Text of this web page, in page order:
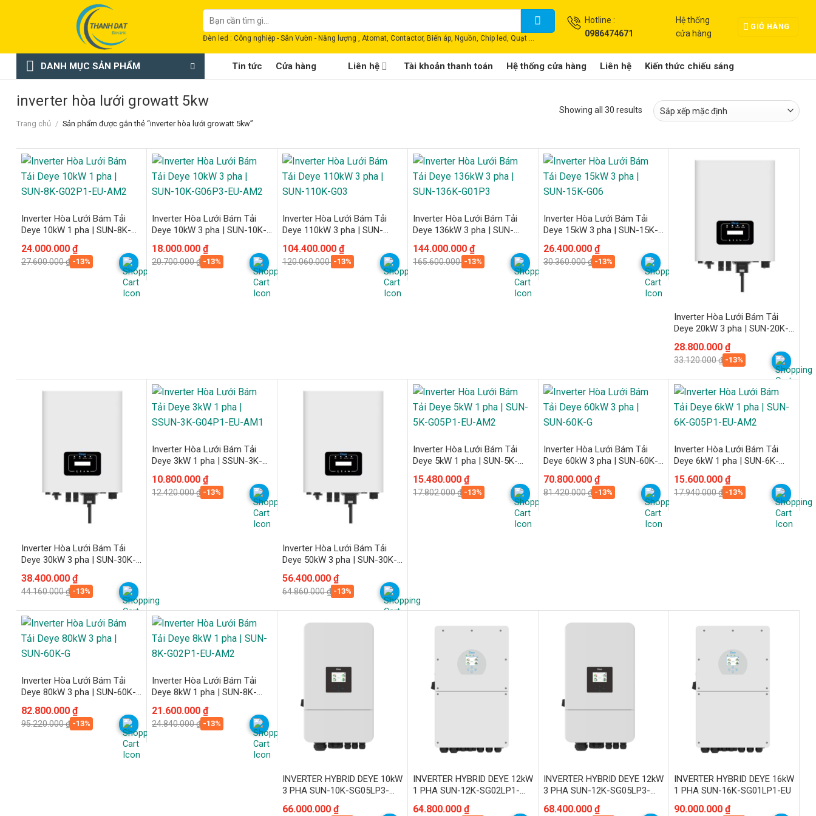
dung
Tìm
kiếm:
Đèn led : Công nghiệp - Sân Vườn - Năng lượng , Atomat, Contactor, Biến áp, Nguồn, Chip led, Quạt ...
Hotline :
0986474671
Hệ thống
cửa hàng
GIỎ HÀNG
DANH MỤC SẢN PHẨM Tin tức Cửa hàng Liên hệ Tài khoản thanh toán Hệ thống cửa hàng Liên hệ Kiến thức chiếu sáng
inverter hòa lưới growatt 5kw
Trang chủ / Sản phẩm được gắn thẻ “inverter hòa lưới growatt 5kw”
Showing all 30 results
Inverter Hòa Lưới Bám Tải
Deye 10kW 1 pha | SUN-8K-
27.600.000₫
Giá
gốc
là:
24.000.000 ₫
Giá
hiện
tại
-13%
Inverter Hòa Lưới Bám Tải
Deye 10kW 3 pha | SUN-10K-
20.700.000₫
Giá
gốc
là:
18.000.000 ₫
Giá
hiện
tại
-13%
Inverter Hòa Lưới Bám Tải
Deye 110kW 3 pha | SUN-
120.060.000 ₫
Giá
gốc
là:
104.400.000 ₫
Giá
hiện
tại
-13%
Inverter Hòa Lưới Bám Tải
Deye 136kW 3 pha | SUN-
165.600.000 ₫
Giá
gốc
là:
144.000.000 ₫
Giá
hiện
tại
-13%
Inverter Hòa Lưới Bám Tải
Deye 15kW 3 pha | SUN-15K-
30.360.000₫
Giá
gốc
là:
26.400.000 ₫
Giá
hiện
tại
-13%
Inverter Hòa Lưới Bám Tải
Deye 20kW 3 pha | SUN-20K-
33.120.000₫
Giá
gốc
là:
28.800.000 ₫
Giá
hiện
tại
28.800.000 ₫.
-13%
Inverter Hòa Lưới Bám Tải
Deye 30kW 3 pha | SUN-30K-
44.160.000₫
Giá
gốc
là:
38.400.000 ₫
Giá
hiện
tại
38.400.000 ₫.
-13%
Inverter Hòa Lưới Bám Tải
Deye 3kW 1 pha | SSUN-3K-
12.420.000₫
Giá
gốc
là:
10.800.000 ₫
Giá
hiện
tại
-13%
Inverter Hòa Lưới Bám Tải
Deye 50kW 3 pha | SUN-30K-
64.860.000₫
Giá
gốc
là:
56.400.000 ₫
Giá
hiện
tại
56.400.000 ₫.
-13%
Inverter Hòa Lưới Bám Tải
Deye 5kW 1 pha | SUN-5K-
17.802.000₫
Giá
gốc
là:
15.480.000 ₫
Giá
hiện
tại
-13%
Inverter Hòa Lưới Bám Tải
Deye 60kW 3 pha | SUN-60K-
81.420.000₫
Giá
gốc
là:
70.800.000 ₫
Giá
hiện
tại
-13%
Inverter Hòa Lưới Bám Tải
Deye 6kW 1 pha | SUN-6K-
17.940.000₫
Giá
gốc
là:
15.600.000 ₫
Giá
hiện
tại
-13%
Inverter Hòa Lưới Bám Tải
Deye 80kW 3 pha | SUN-60K-
95.220.000₫
Giá
gốc
là:
82.800.000 ₫
Giá
hiện
tại
-13%
Inverter Hòa Lưới Bám Tải
Deye 8kW 1 pha | SUN-8K-
24.840.000₫
Giá
gốc
là:
21.600.000 ₫
Giá
hiện
tại
-13%
INVERTER HYBRID DEYE 10kW
3 PHA SUN-10K-SG05LP3-
Giá
66.000.000 ₫
Giá
INVERTER HYBRID DEYE 12kW
1 PHA SUN-12K-SG02LP1-
Giá
64.800.000 ₫
Giá
INVERTER HYBRID DEYE 12kW
3 PHA SUN-12K-SG05LP3-
Giá
68.400.000 ₫
Giá
INVERTER HYBRID DEYE 16kW
1 PHA SUN-16K-SG01LP1-EU
Giá
90.000.000 ₫
Giá